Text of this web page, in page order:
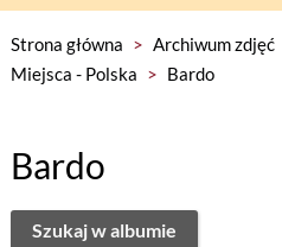
Strona główna > Archiwum zdjęć
Miejsca - Polska > Bardo
Bardo
Szukaj w albumie